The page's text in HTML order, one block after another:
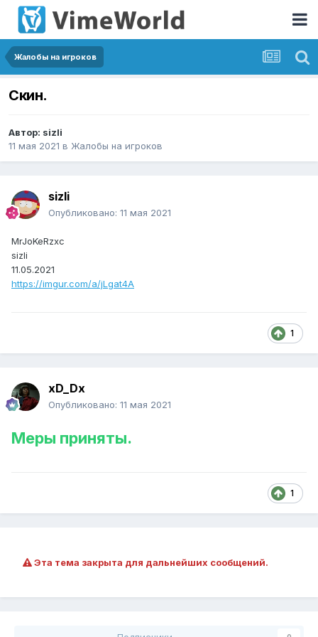
Жалобы на игроков
Скин.
Автор: sizli
11 мая 2021 в Жалобы на игроков
sizli
Опубликовано: 11 мая 2021
MrJoKeRzxc
sizli
11.05.2021
https://imgur.com/a/jLgat4A
1
xD_Dx
Опубликовано: 11 мая 2021
Меры приняты.
1
Эта тема закрыта для дальнейших сообщений.